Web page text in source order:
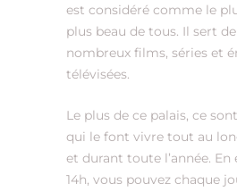
est considéré comme le
plus beau de tous. Il sert
nombreux films, séries et
télévisées.
Le plus de ce palais, ce
qui le font vivre tout au
et durant toute l’année. En
14h, vous pouvez chaque